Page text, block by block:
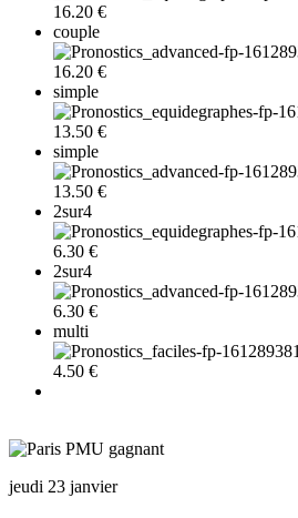
16.20 €
couple
16.20 €
simple
13.50 €
simple
13.50 €
2sur4
6.30 €
2sur4
6.30 €
multi
4.50 €
jeudi 23 janvier